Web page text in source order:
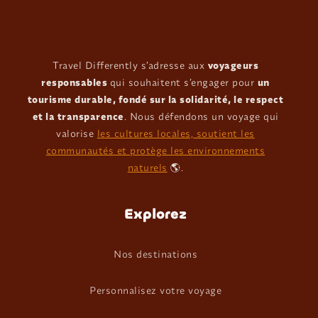
Travel Differently s’adresse aux voyageurs
responsables qui souhaitent s’engager pour un
tourisme durable, fondé sur la solidarité, le respect
et la transparence. Nous défendons un voyage qui
valorise les cultures locales, soutient les
communautés et protège les environnements
naturels 🌎.
Explorez
Nos destinations
Personnalisez votre voyage